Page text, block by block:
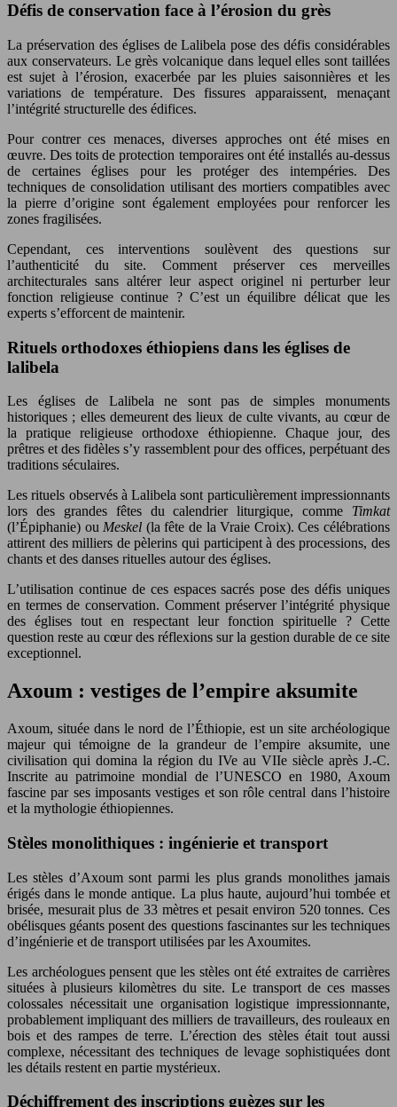
Défis de conservation face à l’érosion du grès
La préservation des églises de Lalibela pose des défis considérables
aux conservateurs. Le grès volcanique dans lequel elles sont taillées
est sujet à l’érosion, exacerbée par les pluies saisonnières et les
variations de température. Des fissures apparaissent, menaçant
l’intégrité structurelle des édifices.
Pour contrer ces menaces, diverses approches ont été mises en
œuvre. Des toits de protection temporaires ont été installés au-dessus
de certaines églises pour les protéger des intempéries. Des
techniques de consolidation utilisant des mortiers compatibles avec
la pierre d’origine sont également employées pour renforcer les
zones fragilisées.
Cependant, ces interventions soulèvent des questions sur
l’authenticité du site. Comment préserver ces merveilles
architecturales sans altérer leur aspect originel ni perturber leur
fonction religieuse continue ? C’est un équilibre délicat que les
experts s’efforcent de maintenir.
Rituels orthodoxes éthiopiens dans les églises de
lalibela
Les églises de Lalibela ne sont pas de simples monuments
historiques ; elles demeurent des lieux de culte vivants, au cœur de
la pratique religieuse orthodoxe éthiopienne. Chaque jour, des
prêtres et des fidèles s’y rassemblent pour des offices, perpétuant des
traditions séculaires.
Les rituels observés à Lalibela sont particulièrement impressionnants
lors des grandes fêtes du calendrier liturgique, comme Timkat
(l’Épiphanie) ou Meskel (la fête de la Vraie Croix). Ces célébrations
attirent des milliers de pèlerins qui participent à des processions, des
chants et des danses rituelles autour des églises.
L’utilisation continue de ces espaces sacrés pose des défis uniques
en termes de conservation. Comment préserver l’intégrité physique
des églises tout en respectant leur fonction spirituelle ? Cette
question reste au cœur des réflexions sur la gestion durable de ce site
exceptionnel.
Axoum : vestiges de l’empire aksumite
Axoum, située dans le nord de l’Éthiopie, est un site archéologique
majeur qui témoigne de la grandeur de l’empire aksumite, une
civilisation qui domina la région du IVe au VIIe siècle après J.-C.
Inscrite au patrimoine mondial de l’UNESCO en 1980, Axoum
fascine par ses imposants vestiges et son rôle central dans l’histoire
et la mythologie éthiopiennes.
Stèles monolithiques : ingénierie et transport
Les stèles d’Axoum sont parmi les plus grands monolithes jamais
érigés dans le monde antique. La plus haute, aujourd’hui tombée et
brisée, mesurait plus de 33 mètres et pesait environ 520 tonnes. Ces
obélisques géants posent des questions fascinantes sur les techniques
d’ingénierie et de transport utilisées par les Axoumites.
Les archéologues pensent que les stèles ont été extraites de carrières
situées à plusieurs kilomètres du site. Le transport de ces masses
colossales nécessitait une organisation logistique impressionnante,
probablement impliquant des milliers de travailleurs, des rouleaux en
bois et des rampes de terre. L’érection des stèles était tout aussi
complexe, nécessitant des techniques de levage sophistiquées dont
les détails restent en partie mystérieux.
Déchiffrement des inscriptions guèzes sur les